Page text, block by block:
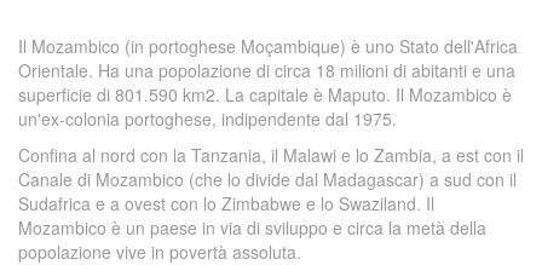
Il Mozambico (in portoghese Moçambique) è uno Stato dell'Africa
Orientale. Ha una popolazione di circa 18 milioni di abitanti e una
superficie di 801.590 km2. La capitale è Maputo. Il Mozambico è
un'ex-colonia portoghese, indipendente dal 1975.
Confina al nord con la Tanzania, il Malawi e lo Zambia, a est con il
Canale di Mozambico (che lo divide dal Madagascar) a sud con il
Sudafrica e a ovest con lo Zimbabwe e lo Swaziland. Il
Mozambico è un paese in via di sviluppo e circa la metà della
popolazione vive in povertà assoluta.